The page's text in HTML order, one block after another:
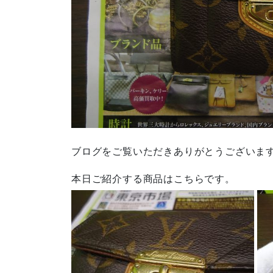
ブログをご覧いただきありがとうございま
本日ご紹介する商品はこちらです。